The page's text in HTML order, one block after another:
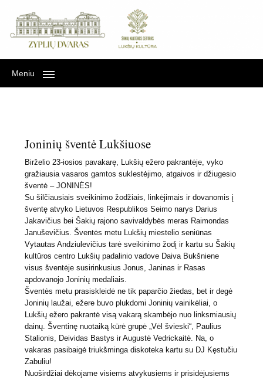
Meniu
Joninių šventė Lukšiuose
Birželio 23-iosios pavakarę, Lukšių ežero pakrantėje, vyko
gražiausia vasaros gamtos suklestėjimo, atgaivos ir džiugesio
šventė – JONINĖS!
Su šilčiausiais sveikinimo žodžiais, linkėjimais ir dovanomis į
šventę atvyko Lietuvos Respublikos Seimo narys Darius
Jakavičius bei Šakių rajono savivaldybės meras Raimondas
Januševičius. Šventės metu Lukšių miestelio seniūnas
Vytautas Andziulevičius tarė sveikinimo žodį ir kartu su Šakių
kultūros centro Lukšių padalinio vadove Daiva Bukšniene
visus šventėje susirinkusius Jonus, Janinas ir Rasas
apdovanojo Joninių medaliais.
Šventės metu prasiskleidė ne tik paparčio žiedas, bet ir degė
Joninių laužai, ežere buvo plukdomi Joninių vainikėliai, o
Lukšių ežero pakrantė visą vakarą skambėjo nuo linksmiausių
dainų. Šventinę nuotaiką kūrė grupė „Vėl švieski“, Paulius
Stalionis, Deividas Bastys ir Augustė Vedrickaitė. Na, o
vakaras pasibaigė triukšminga diskoteka kartu su DJ Kęstučiu
Zabuliu!
Nuoširdžiai dėkojame visiems atvykusiems ir prisidėjusiems